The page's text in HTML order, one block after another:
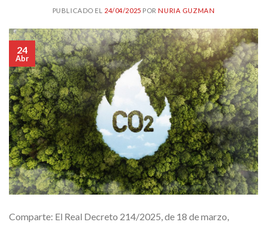
PUBLICADO EL 24/04/2025 PORNURIA GUZMAN
24
Abr
Comparte: El Real Decreto 214/2025, de 18 de marzo,